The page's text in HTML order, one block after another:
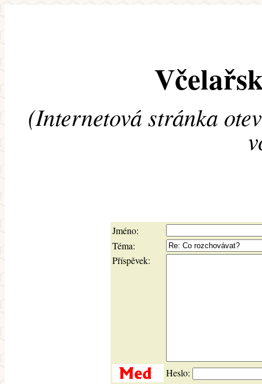
(Internetová stránka
Jméno:
Téma:
Příspěvek:
Heslo: